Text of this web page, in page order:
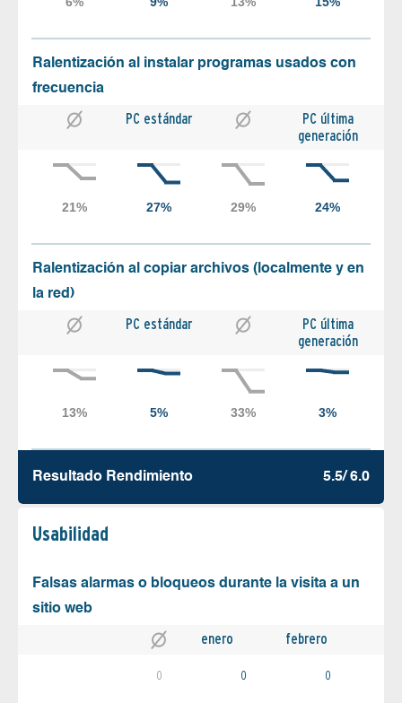
Ralentización al instalar programas usados con
frecuencia
PC estándar
PC última
generación
Ralentización al copiar archivos (localmente y en
la red)
PC estándar
PC última
generación
Resultado Rendimiento 5.5/ 6.0
Usabilidad
Falsas alarmas o bloqueos durante la visita a un
sitio web
enero febrero
0 0 0